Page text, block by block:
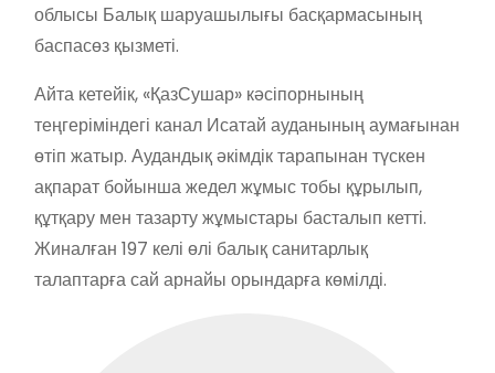
облысы Балық шаруашылығы басқармасының
баспасөз қызметі.
Айта кетейік, «ҚазСушар» кәсіпорнының
теңгеріміндегі канал Исатай ауданының аумағынан
өтіп жатыр. Аудандық әкімдік тарапынан түскен
ақпарат бойынша жедел жұмыс тобы құрылып,
құтқару мен тазарту жұмыстары басталып кетті.
Жиналған 197 келі өлі балық санитарлық
талаптарға сай арнайы орындарға көмілді.